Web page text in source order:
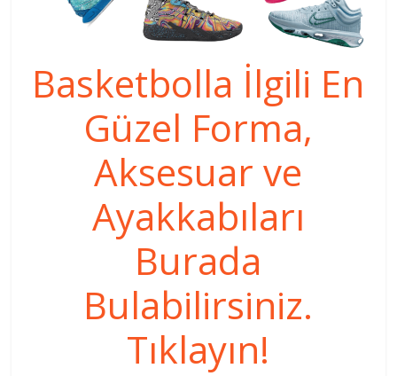
Basketbolla İlgili En
Güzel Forma,
Aksesuar ve
Ayakkabıları
Burada
Bulabilirsiniz.
Tıklayın!